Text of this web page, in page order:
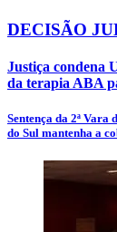
DECISÃO
Justiça condena
da terapia ABA
Sentença da 2ª
do Sul mantenha a